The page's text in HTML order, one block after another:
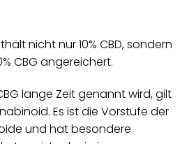
nicht nur 10% CBD, sondern
CBG angereichert.
lange Zeit genannt wird, gilt
Es ist die Vorstufe der
und hat besondere